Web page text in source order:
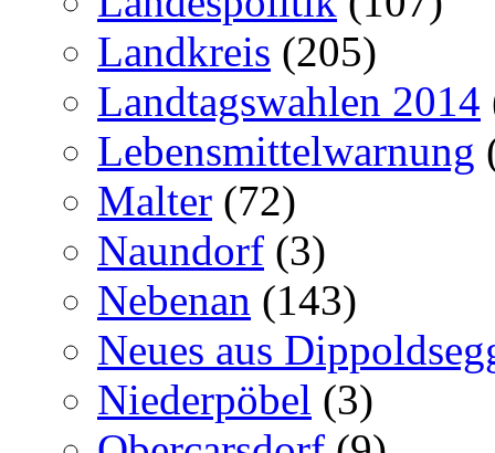
Landkreis (205)
Landtagswahlen 2014
Lebensmittelwarnung
Malter (72)
Naundorf (3)
Nebenan (143)
Neues aus
Niederpöbel (3)